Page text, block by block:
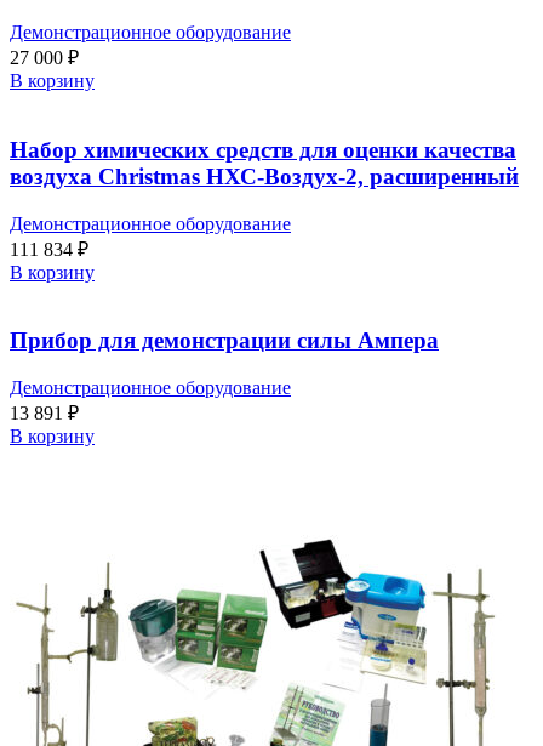
Демонстрационное оборудование
27 000 ₽
В корзину
Набор химических средств для оценки качества
воздуха Christmas НХС-Воздух-2, расширенный
Демонстрационное оборудование
111 834 ₽
В корзину
Прибор для демонстрации силы Ампера
Демонстрационное оборудование
13 891 ₽
В корзину